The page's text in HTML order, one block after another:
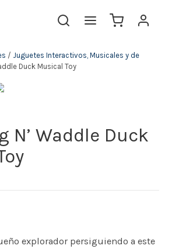
/ Juguetes Interactivos, Musicales y de
Duck Musical Toy
N’ Waddle Duck
explorador persiguiendo a este